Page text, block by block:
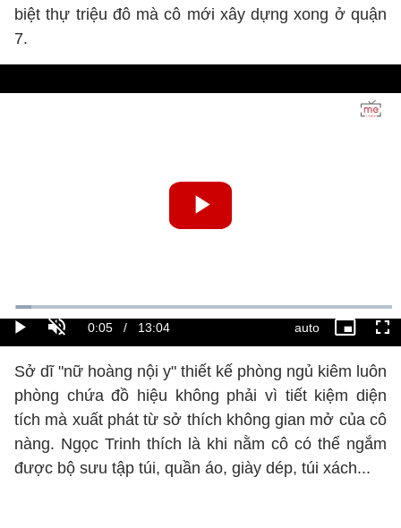
biệt thự triệu đô mà cô mới xây dựng xong ở quận
7.
Sở dĩ "nữ hoàng nội y" thiết kế phòng ngủ kiêm luôn
phòng chứa đồ hiệu không phải vì tiết kiệm diện
tích mà xuất phát từ sở thích không gian mở của cô
nàng. Ngọc Trinh thích là khi nằm cô có thể ngắm
được bộ sưu tập túi, quần áo, giày dép, túi xách...